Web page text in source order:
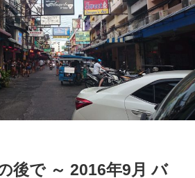
後で ～ 2016年9月 バ